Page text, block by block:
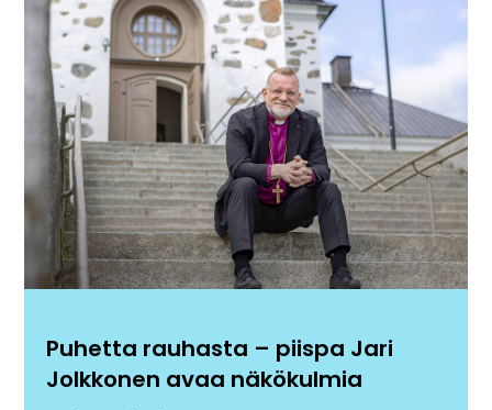
Puhetta rauhasta – piispa Jari
Jolkkonen avaa näkökulmia